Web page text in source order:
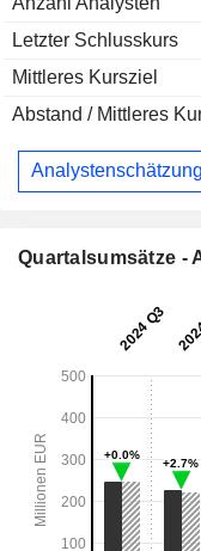
Letzter Schlusskurs
Mittleres Kursziel
Abstand / Mittleres
Quartalsumsätze -